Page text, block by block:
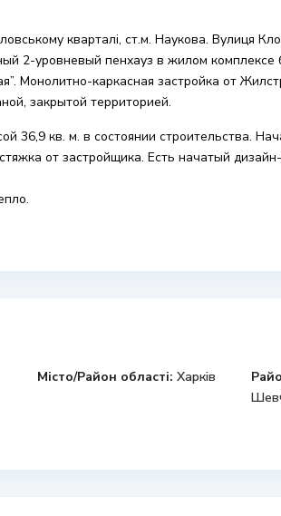
кварталі, ст.м. Наукова. Вулиця
2-уровневый пенхауз в жилом комплексе
Монолитно-каркасная застройка от
закрытой территорией.
36,9 кв. м. в состоянии строительства.
от застройщика. Есть начатый
Місто/Район області: Харків